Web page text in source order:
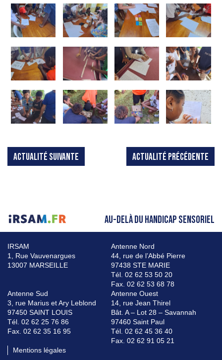
ACTUALITÉ SUIVANTE ACTUALITÉ PRÉCÉDENTE
AU-DELÀ DU HANDICAP SENSORIEL
IRSAM
1, Rue Vauvenargues
13007 MARSEILLE
Antenne Nord
44, rue de l’Abbé Pierre
97438 STE MARIE
Tél. 02 62 53 50 20
Fax. 02 62 53 68 78
Antenne Sud
3, rue Marius et Ary Leblond
97450 SAINT LOUIS
Tél. 02 62 25 76 86
Fax. 02 62 35 16 95
Antenne Ouest
14, rue Jean Thirel
Bât. A – Lot 28 – Savannah
97460 Saint Paul
Tél. 02 62 45 36 40
Fax. 02 62 91 05 21
Mentions légales